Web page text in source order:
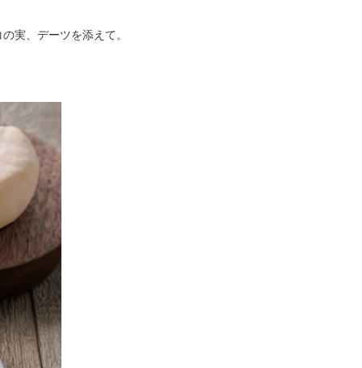
実、デーツを添えて。